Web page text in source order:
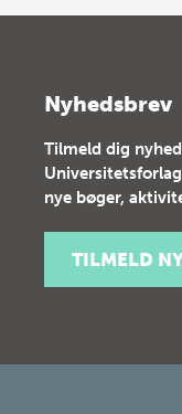
Nyhedsbrev
Tilmeld dig
nye bøger,
TILMELD